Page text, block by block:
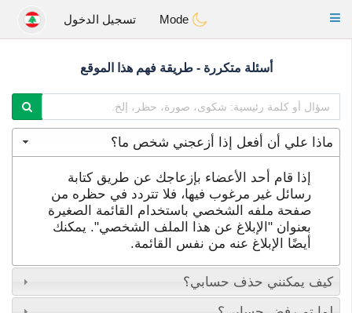
Animour
Toggle
تسجيل الدخول
أسئلة متكررة - طريقة فهم هذا الموقع
ماذا علي أن أفعل إذا أزعجني شخص ما؟
إذا قام أحد الأعضاء بإزعاجك عن طريق كتابة
رسائل غير مرغوب فيها، فلا تتردد في حظره من
صفحة ملفه الشخصي باستخدام القائمة الصغيرة
بعنوان "الإبلاغ عن هذا الملف الشخصي". يمكنك
أيضًا الإبلاغ عنه من نفس القائمة.
كيف يمكنني حذف حسابي؟